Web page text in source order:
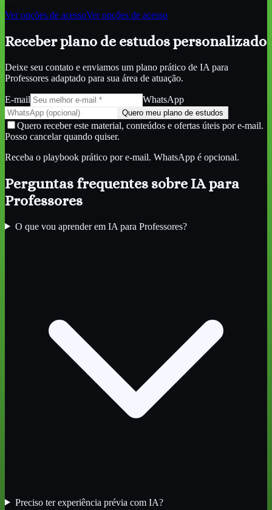
Ver opções de acessoVer opções de acesso
Receber plano de estudos personalizado
Deixe seu contato e enviamos um plano prático de IA para
Professores adaptado para sua área de atuação.
E-mail WhatsApp
Quero meu plano de estudos
Quero receber este material, conteúdos e ofertas úteis por e-mail.
Posso cancelar quando quiser.
Receba o playbook prático por e-mail. WhatsApp é opcional.
Perguntas frequentes sobre IA para
Professores
O que vou aprender em IA para Professores?
Preciso ter experiência prévia com IA?